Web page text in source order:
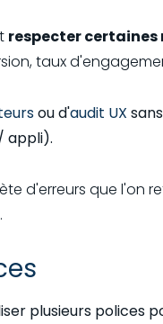
respecter
taux
ou d'audit UX
appli).
d'erreurs que l'on
plusieurs polices